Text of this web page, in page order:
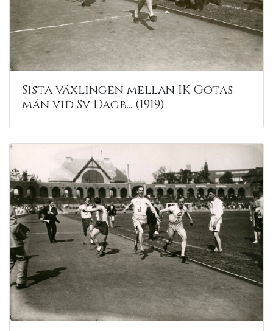
Sista växlingen mellan IK Götas
män vid Sv Dagb... (1919)